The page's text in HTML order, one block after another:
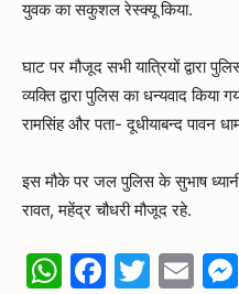
युवक का सकुशल रेस्क्यू किया.
घाट पर मौजूद सभी यात्रियों द्वारा
व्यक्ति द्वारा पुलिस का धन्यवाद
रामसिंह और पता- दूधीयाबन्द पावन
इस मौके पर जल पुलिस के सुभाष
रावत, महेंद्र चौधरी मौजूद रहे.
WhatsApp